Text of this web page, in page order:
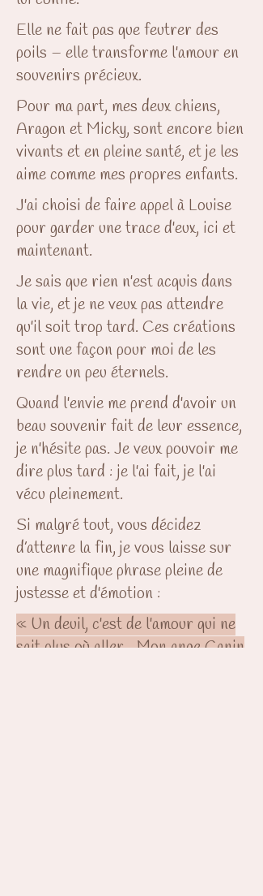
Elle ne fait pas que feutrer des
poils – elle transforme l'amour en
souvenirs précieux.
Pour ma part, mes deux chiens,
Aragon et Micky, sont encore bien
vivants et en pleine santé, et je les
aime comme mes propres enfants.
J'ai choisi de faire appel à Louise
pour garder une trace d'eux, ici et
maintenant.
Je sais que rien n'est acquis dans
la vie, et je ne veux pas attendre
qu'il soit trop tard. Ces créations
sont une façon pour moi de les
rendre un peu éternels.
Quand l'envie me prend d'avoir un
beau souvenir fait de leur essence,
je n'hésite pas. Je veux pouvoir me
dire plus tard : je l'ai fait, je l'ai
vécu pleinement.
Si malgré tout, vous décidez
d’attenre la fin, je vous laisse sur
une magnifique phrase pleine de
justesse et d'émotion :
« Un deuil, c'est de l'amour qui ne
sait plus où aller... Mon ange Canin